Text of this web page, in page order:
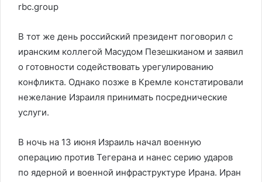
rbc.group
В тот же день российский президент поговорил с
иранским коллегой Масудом Пезешкианом и заявил
о готовности содействовать урегулированию
конфликта. Однако позже в Кремле констатировали
нежелание Израиля принимать посреднические
услуги.
В ночь на 13 июня Израиль начал военную
операцию против Тегерана и нанес серию ударов
по ядерной и военной инфраструктуре Ирана. Иран